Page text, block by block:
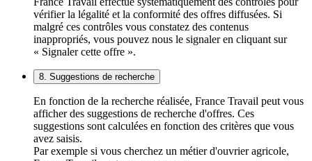
vérifier la légalité et la conformité des offres diffusées. Si
malgré ces contrôles vous constatez des contenus
inappropriés, vous pouvez nous le signaler en cliquant sur
« Signaler cette offre ».
8. Suggestions de recherche
En fonction de la recherche réalisée, France Travail peut vous
afficher des suggestions de recherche d'offres. Ces
suggestions sont calculées en fonction des critères que vous
avez saisis.
Par exemple si vous cherchez un métier d'ouvrier agricole,